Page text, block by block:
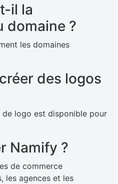
il la
domaine ?
les domaines
des logos
logo est disponible pour
Namify ?
de commerce
les agences et les